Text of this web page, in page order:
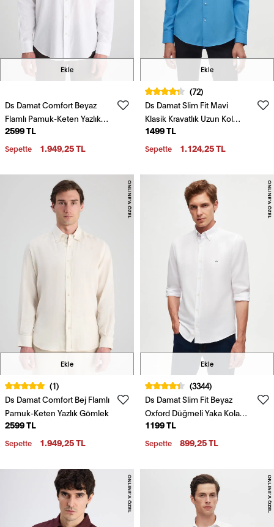
Ekle
Ds Damat Comfort Beyaz
Flamlı Pamuk-Keten Yazlık
Gömlek
2599 TL
Sepette 1.949,25 TL
Ekle
(72)
Ds Damat Slim Fit Mavi
Klasik Kravatlık Uzun Kol
Kolay Ütülenebilir Gömlek
1499 TL
Sepette 1.124,25 TL
Ekle
(1)
Ds Damat Comfort Bej Flamlı
Pamuk-Keten Yazlık Gömlek
2599 TL
Sepette 1.949,25 TL
Ekle
(3344)
Ds Damat Slim Fit Beyaz
Oxford Düğmeli Yaka Kolay
Ütülenebilir Nakış Detaylı
Pamuklu Gömlek
1199 TL
Sepette 899,25 TL